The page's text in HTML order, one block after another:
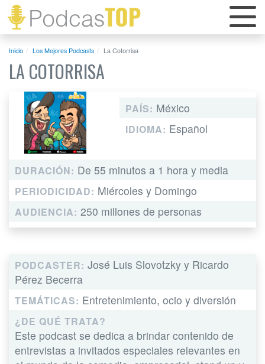
Inicio Los Mejores Podcasts La Cotorrisa
LA COTORRISA
PAÍS: México
IDIOMA: Español
DURACIÓN: De 55 minutos a 1 hora y media
PERIODICIDAD: Miércoles y Domingo
AUDIENCIA: 250 millones de personas
PODCASTER: José Luis Slovotzky y Ricardo
Pérez Becerra
TEMÁTICAS: Entretenimiento, ocio y diversión
¿DE QUÉ TRATA?
Este podcast se dedica a brindar contenido de
entrevistas a invitados especiales relevantes en